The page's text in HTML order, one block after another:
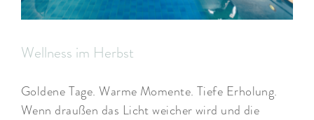
Wellness im Herbst
Goldene Tage. Warme Momente. Tiefe Erholung.
Wenn draußen das Licht weicher wird und die